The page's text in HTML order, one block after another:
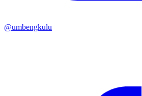
@umbengkulu